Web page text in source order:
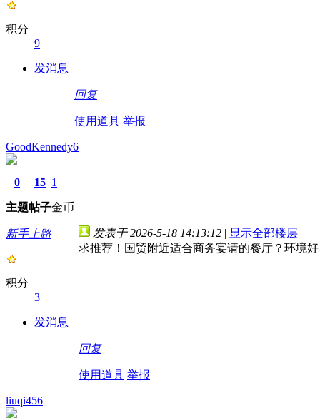
积分
9
发消息
回复
使用道具 举报
GoodKennedy6
0
主题
15
帖子
1
金币
新手上路
积分
3
发消息
发表于 2026-5-18 14:13:12 | 显示全部楼层
求推荐！国贸附近适合商务宴请的餐厅？环境
回复
使用道具 举报
liuqi456